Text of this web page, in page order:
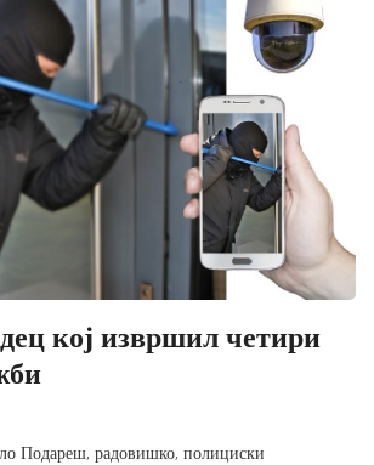
кој извршил четири
Подареш, радовишко, полициски